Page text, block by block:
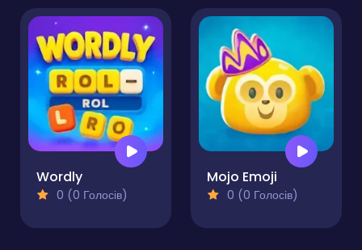
Wordly
0 (0 Голосів)
Mojo Emoji
0 (0 Голосів)